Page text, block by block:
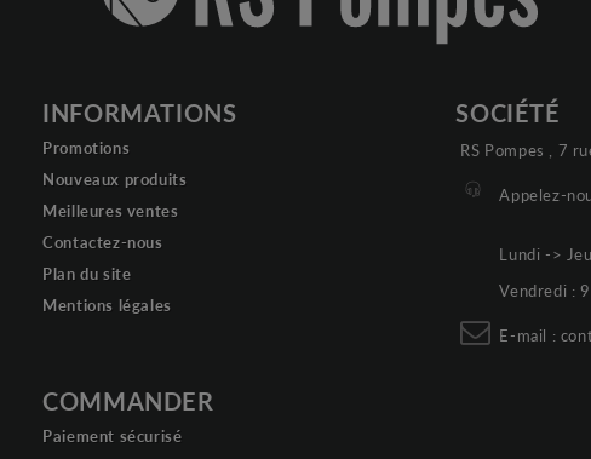
INFORMATIONS
Promotions
Nouveaux produits
Meilleures ventes
Contactez-nous
Plan du site
Mentions légales
COMMANDER
Paiement sécurisé
SOCIÉTÉ
RS Pompes , 7
Appelez-
Lundi ->
Vendredi :
E-mail :